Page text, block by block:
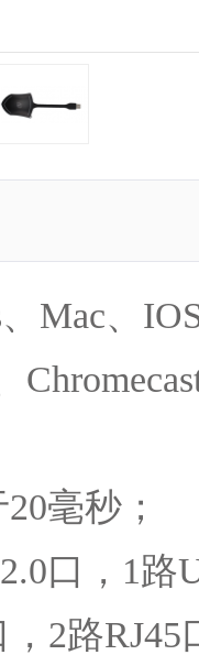
Mac、
毫秒；
口，1路
2路RJ45